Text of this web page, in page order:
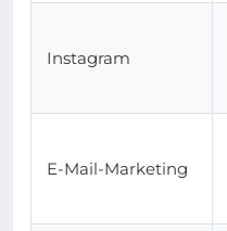
Instagram
E-Mail-Marketing